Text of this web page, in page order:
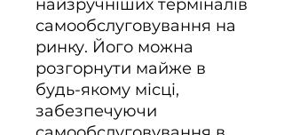
найзручніших терміналів
самообслуговування на
ринку. Його можна
розгорнути майже в
будь-якому місці,
забезпечуючи